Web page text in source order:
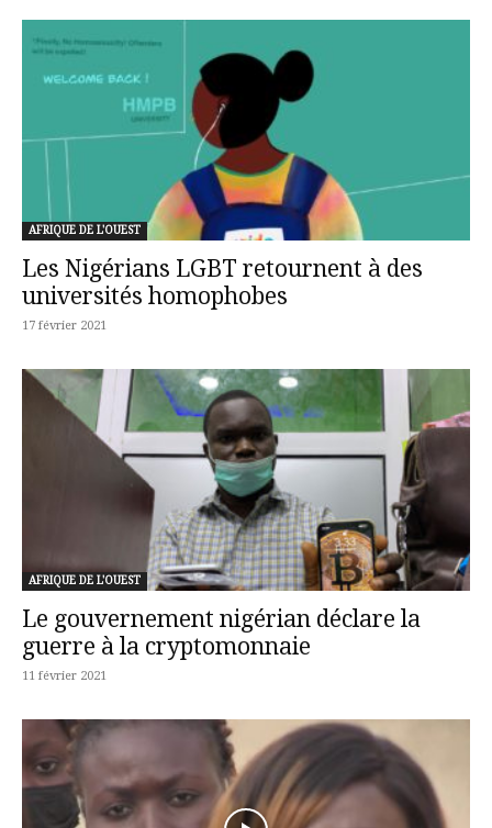
AFRIQUE DE L'OUEST
Les Nigérians LGBT retournent à des
universités homophobes
17 février 2021
AFRIQUE DE L'OUEST
Le gouvernement nigérian déclare la
guerre à la cryptomonnaie
11 février 2021